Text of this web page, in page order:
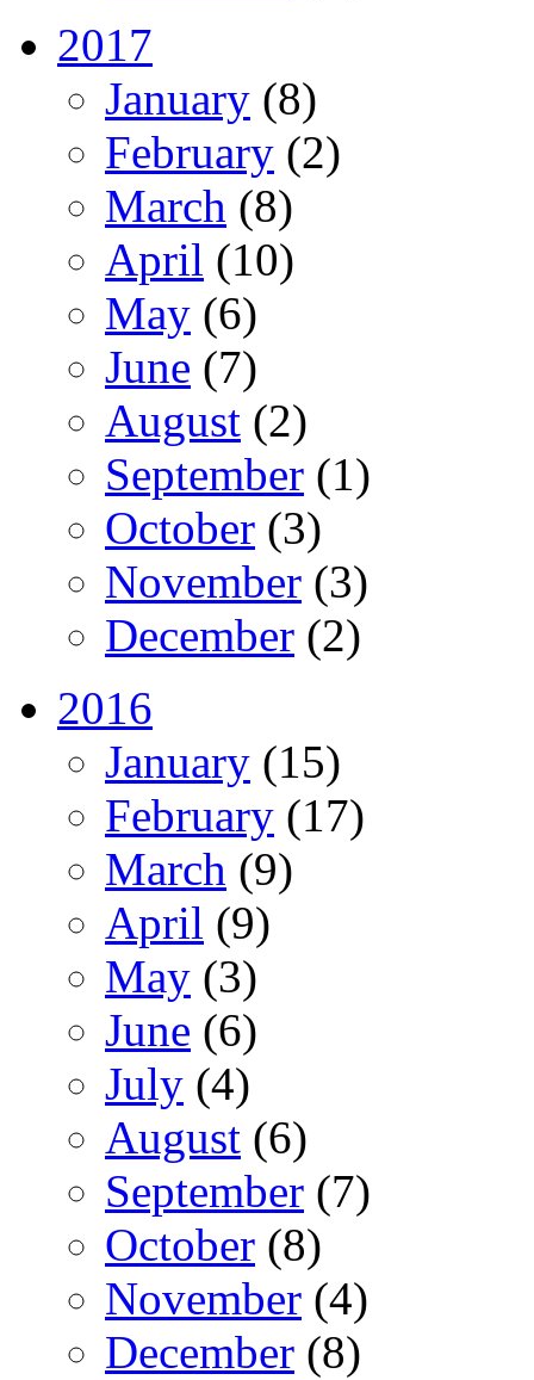
2017
January (8)
February (2)
March (8)
April (10)
May (6)
June (7)
August (2)
September (1)
October (3)
November (3)
December (2)
2016
January (15)
February (17)
March (9)
April (9)
May (3)
June (6)
July (4)
August (6)
September (7)
October (8)
November (4)
December (8)